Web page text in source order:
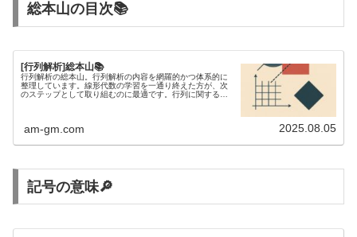
総本山の目次📚
[行列解析]総本山📚
行列解析の総本山。行列解析の内容を網羅的かつ体系的に
整理しています。線形代数の学習を一通り終えた方が、次
のステップとして取り組むのに最適です。行列に関する不
am-gm.com 2025.08.05
記号の意味🔎